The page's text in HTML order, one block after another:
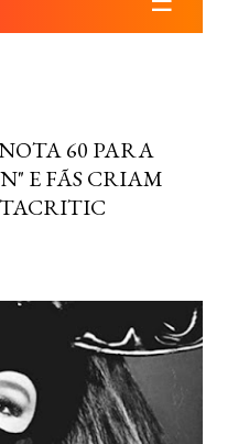
60 PARA
E FÃS CRIAM